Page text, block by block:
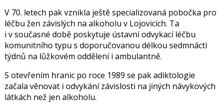
V 70. letech pak vznikla ještě specializovaná pobočka pro
léčbu žen závislých na alkoholu v Lojovicích. Ta
i v současné době poskytuje ústavní odvykací léčbu
komunitního typu s doporučovanou délkou sedmnácti
týdnů na lůžkovém oddělení i ambulantně.
S otevřením hranic po roce 1989 se pak adiktologie
začala věnovat i odvykání závislosti na jiných návykových
látkách než jen alkoholu.